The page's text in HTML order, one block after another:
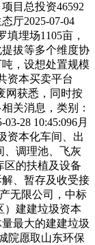
目总投资46592
厅2025-07-04
填埋场1105亩，
拔等多个维度协
，设想处置规模
资本买卖平台
网获悉，同时按
关消息，类别：
28 10:45:096月
资本化车间、出
、调理池、飞灰
区的扶植及设备
、暂存及收受接
无限公司，中标
）建建垃圾资本
最大的建建垃圾
院愿取山东环保